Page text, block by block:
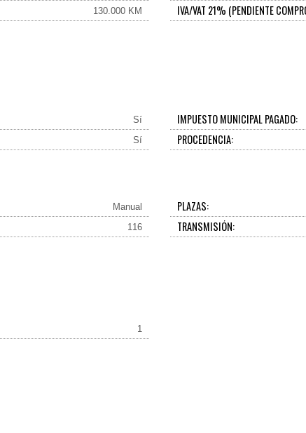
130.000 KM IVA/VAT 21% (PENDIENTE
Sí
Sí
IMPUESTO MUNICIPAL PAGADO:
PROCEDENCIA:
Manual
116
PLAZAS:
TRANSMISIÓN:
1